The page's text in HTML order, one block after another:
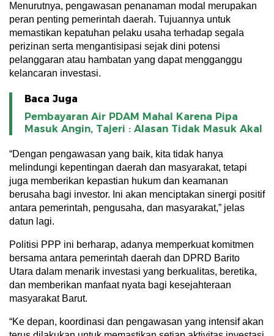
Menurutnya, pengawasan penanaman modal merupakan
peran penting pemerintah daerah. Tujuannya untuk
memastikan kepatuhan pelaku usaha terhadap segala
perizinan serta mengantisipasi sejak dini potensi
pelanggaran atau hambatan yang dapat mengganggu
kelancaran investasi.
Baca Juga
Pembayaran Air PDAM Mahal Karena Pipa
Masuk Angin, Tajeri : Alasan Tidak Masuk Akal
“Dengan pengawasan yang baik, kita tidak hanya
melindungi kepentingan daerah dan masyarakat, tetapi
juga memberikan kepastian hukum dan keamanan
berusaha bagi investor. Ini akan menciptakan sinergi positif
antara pemerintah, pengusaha, dan masyarakat,” jelas
datun lagi.
Politisi PPP ini berharap, adanya memperkuat komitmen
bersama antara pemerintah daerah dan DPRD Barito
Utara dalam menarik investasi yang berkualitas, beretika,
dan memberikan manfaat nyata bagi kesejahteraan
masyarakat Barut.
“Ke depan, koordinasi dan pengawasan yang intensif akan